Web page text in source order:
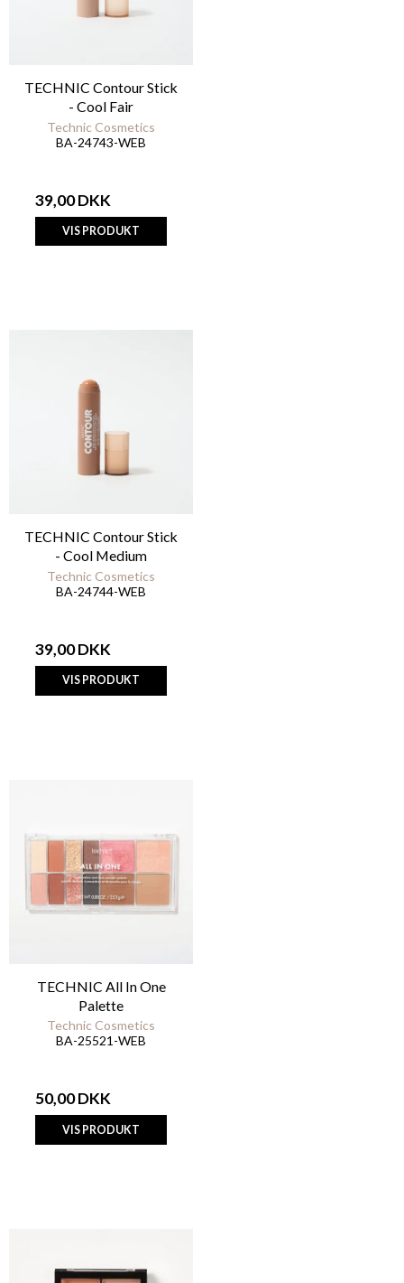
TECHNIC Contour Stick
- Cool Fair
Technic Cosmetics
BA-24743-WEB
39,00 DKK
VIS PRODUKT
TECHNIC Contour Stick
- Cool Medium
Technic Cosmetics
BA-24744-WEB
39,00 DKK
VIS PRODUKT
TECHNIC All In One
Palette
Technic Cosmetics
BA-25521-WEB
50,00 DKK
VIS PRODUKT